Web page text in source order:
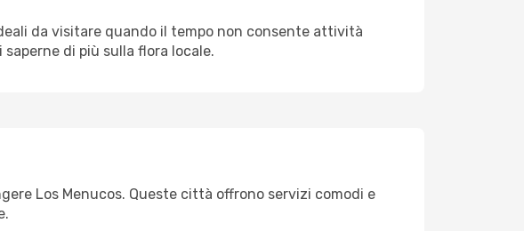
da visitare quando il tempo non consente attività
di più sulla flora locale.
Los Menucos. Queste città offrono servizi comodi e